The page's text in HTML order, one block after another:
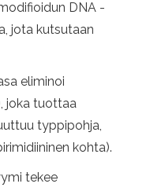
DNA -
jota kutsutaan
eliminoi
joka tuottaa
typpipohja,
kohta).
tekee